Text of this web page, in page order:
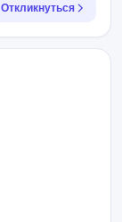
Откликнуться